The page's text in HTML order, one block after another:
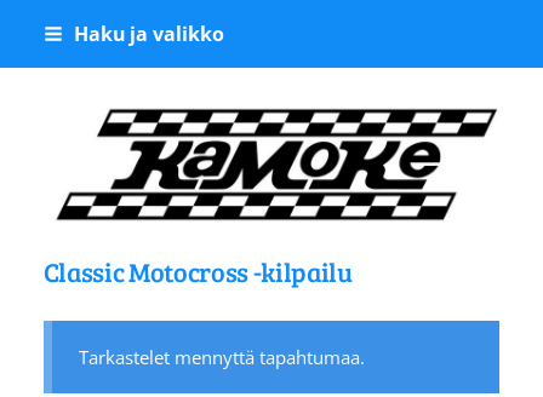
Siirry
Haku ja valikko
Kangasalan
Classic Motocross -kilpailu
Tarkastelet mennyttä tapahtumaa.